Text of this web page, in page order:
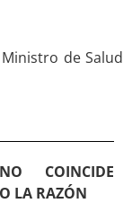
de Salud
COINCIDE
LA RAZÓN